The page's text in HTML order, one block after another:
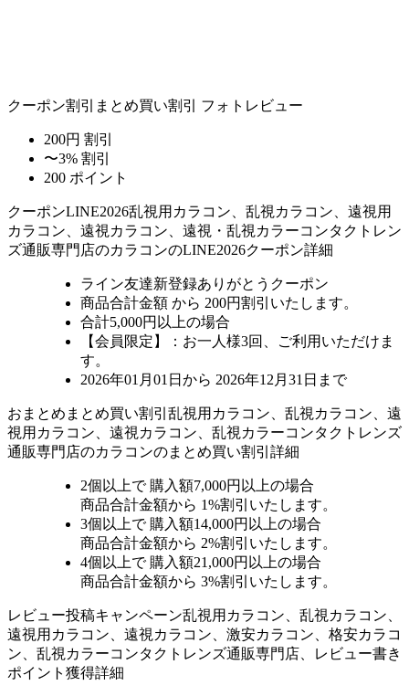
クーポン割引 まとめ買い割引 フォトレビュー
200円 割引
〜3% 割引
200 ポイント
クーポンLINE2026乱視用カラコン、乱視カラコン、遠視用
カラコン、遠視カラコン、遠視・乱視カラーコンタクトレン
ズ通販専門店のカラコンのLINE2026クーポン詳細
ライン友達新登録ありがとうクーポン
商品合計金額 から 200円割引 いたします。
合計5,000円以上の場合
【会員限定】：お一人様3回
、ご利用いただけま
す。
2026年01月01日から 2026年12月31日まで
おまとめ まとめ買い割引 乱視用カラコン、乱視カラコン、遠
視用カラコン、遠視カラコン、乱視カラーコンタクトレンズ
通販専門店のカラコンのまとめ買い割引詳細
2個 以上で 購入額7,000円以上の場合
商品合計金額から 1%割引いたします。
3個 以上で 購入額14,000円以上の場合
商品合計金額から 2%割引いたします。
4個 以上で 購入額21,000円以上の場合
商品合計金額から 3%割引いたします。
レビュー投稿キャンペーン乱視用カラコン、乱視カラコン、
遠視用カラコン、遠視カラコン、激安カラコン、格安カラコ
ン、乱視カラーコンタクトレンズ通販専門店、レビュー書き
ポイント獲得詳細